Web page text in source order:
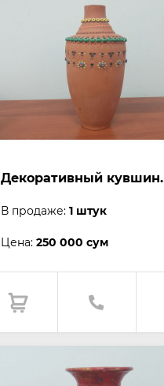
Декоративный кувшин.
В продаже: 1 штук
Цена: 250 000 сум